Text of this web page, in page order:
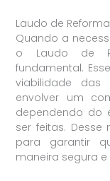
Laudo de Reforma
Quando a
o Laudo de
fundamental.
viabilidade das
envolver um
dependendo do
ser feitas. Desse
para garantir
maneira segura e